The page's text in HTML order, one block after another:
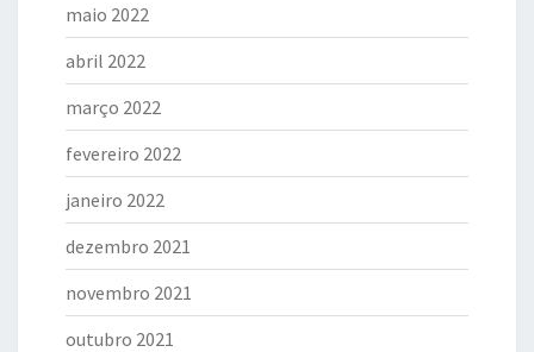
maio 2022
abril 2022
março 2022
fevereiro 2022
janeiro 2022
dezembro 2021
novembro 2021
outubro 2021